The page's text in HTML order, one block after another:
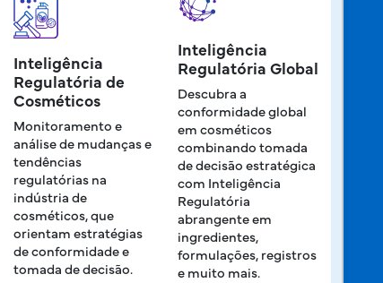
Inteligência
Regulatória de
Cosméticos
Monitoramento e
análise de mudanças e
tendências
regulatórias na
indústria de
cosméticos, que
orientam estratégias
de conformidade e
tomada de decisão.
Inteligência
Regulatória Global
Descubra a
conformidade global
em cosméticos
combinando tomada
de decisão estratégica
com Inteligência
Regulatória
abrangente em
ingredientes,
formulações, registros
e muito mais.